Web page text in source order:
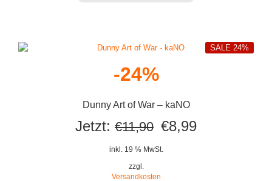
-24%
Dunny Art of War – kaNO
SALE 24%
Jetzt: €11,90 Ursprünglicher
Preis
€8,99Aktueller
inkl. 19 % MwSt.
zzgl.
Versandkosten